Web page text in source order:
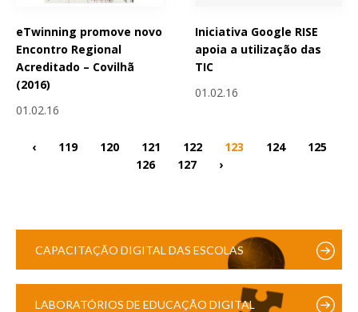
eTwinning promove novo
Encontro Regional
Acreditado – Covilhã
(2016)
01.02.16
Iniciativa Google RISE
apoia a utilização das
TIC
01.02.16
‹ 119 120 121 122 123 124
125
126
127 ›
CAPACITAÇÃO DIGITAL DAS ESCOLAS
LABORATÓRIOS DE EDUCAÇÃO DIGITAL